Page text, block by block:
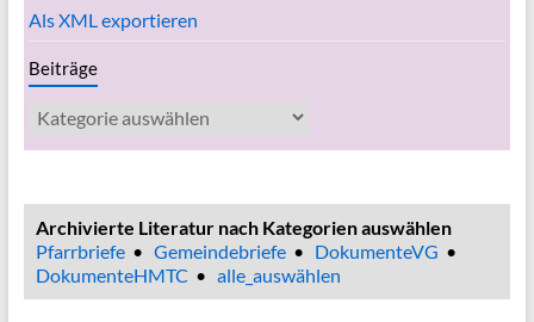
Als XML exportieren
Beiträge
Beiträge
Archivierte Literatur nach Kategorien auswählen
Pfarrbriefe• Gemeindebriefe• DokumenteVG •
DokumenteHMTC • alle_auswählen